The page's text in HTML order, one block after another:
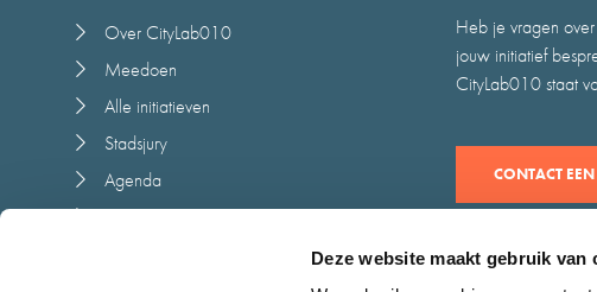
Deze website maakt gebruik van
Over CityLab010
Meedoen
Alle initiatieven
Stadsjury
Agenda
Nieuws
Heb je vragen
jouw initiatief
CityLab010 staat
CONTACT